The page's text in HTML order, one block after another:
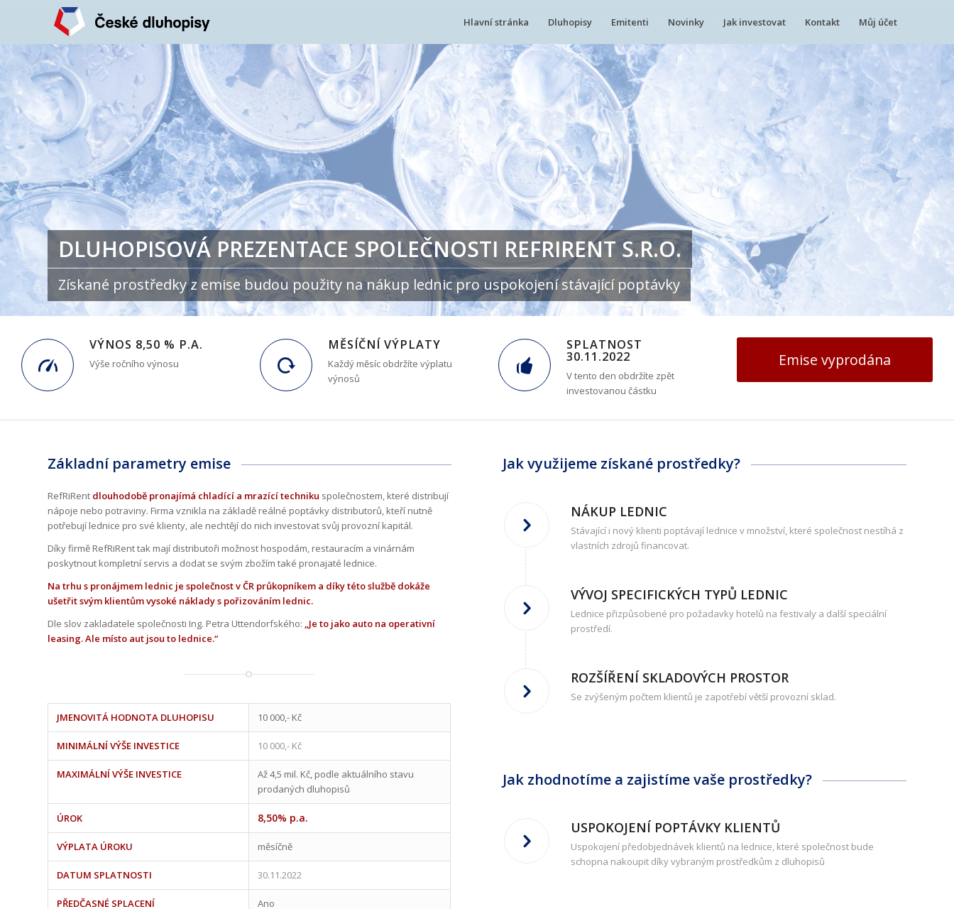
Hlavní stránka Dluhopisy Emitenti Novinky Jak investovat Kontakt Můj účet
DLUHOPISOVÁ PREZENTACE SPOLEČNOSTI REFRIRENT S.R.O.
Získané prostředky z emise budou použity na nákup lednic pro uspokojení stávající poptávky
VÝNOS 8,50 % P.A.
Výše ročního výnosu
MĚSÍČNÍ VÝPLATY
Každý měsíc obdržíte výplatu
výnosů
SPLATNOST
30.11.2022
V tento den obdržíte zpět
investovanou částku
Emise vyprodána
Základní parametry emise
RefRiRent dlouhodobě pronajímá chladící a mrazící techniku společnostem, které distribují
nápoje nebo potraviny. Firma vznikla na základě reálné poptávky distributorů, kteří nutně
potřebují lednice pro své klienty, ale nechtějí do nich investovat svůj provozní kapitál.
Díky firmě RefRiRent tak mají distributoři možnost hospodám, restauracím a vinárnám
poskytnout kompletní servis a dodat se svým zbožím také pronajaté lednice.
Na trhu s pronájmem lednic je společnost v ČR průkopníkem a díky této službě dokáže
ušetřit svým klientům vysoké náklady s pořizováním lednic.
Dle slov zakladatele společnosti Ing. Petra Uttendorfského: „Je to jako auto na operativní
leasing. Ale místo aut jsou to lednice.“
JMENOVITÁ HODNOTA DLUHOPISU 10 000,- Kč
MINIMÁLNÍ VÝŠE INVESTICE 10 000,- Kč
MAXIMÁLNÍ VÝŠE INVESTICE
Až 4,5 mil. Kč, podle aktuálního stavu
prodaných dluhopisů
ÚROK 8,50% p.a.
VÝPLATA ÚROKU měsíčně
DATUM SPLATNOSTI 30.11.2022
PŘEDČASNÉ SPLACENÍ Ano
Jak využijeme získané prostředky?
NÁKUP LEDNIC
Stávající i nový klienti poptávají lednice v množství, které společnost nestíhá z
vlastních zdrojů financovat.
VÝVOJ SPECIFICKÝCH TYPŮ LEDNIC
Lednice přizpůsobené pro požadavky hotelů na festivaly a další speciální
prostředí.
ROZŠÍŘENÍ SKLADOVÝCH PROSTOR
Se zvýšeným počtem klientů je zapotřebí větší provozní sklad.
Jak zhodnotíme a zajistíme vaše prostředky?
USPOKOJENÍ POPTÁVKY KLIENTŮ
Uspokojení předobjednávek klientů na lednice, které společnost bude
schopna nakoupit díky vybraným prostředkům z dluhopisů